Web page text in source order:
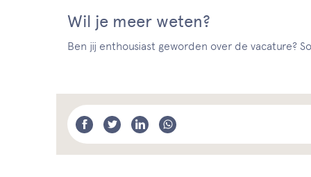
Wil je meer weten?
Ben jij enthousiast geworden over de vacature?